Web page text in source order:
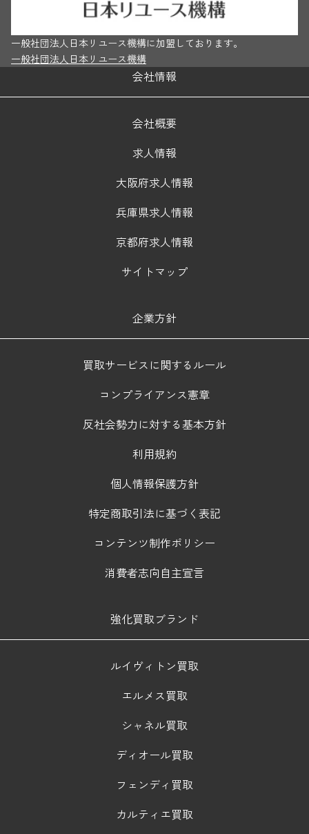
一般社団法人日本リユース機構に加盟しております。
一般社団法人日本リユース機構
会社情報
会社概要
求人情報
大阪府求人情報
兵庫県求人情報
京都府求人情報
サイトマップ
企業方針
買取サービスに関するルール
コンプライアンス憲章
反社会勢力に対する基本方針
利用規約
個人情報保護方針
特定商取引法に基づく表記
コンテンツ制作ポリシー
消費者志向自主宣言
強化買取ブランド
ルイヴィトン買取
エルメス買取
シャネル買取
ディオール買取
フェンディ買取
カルティエ買取